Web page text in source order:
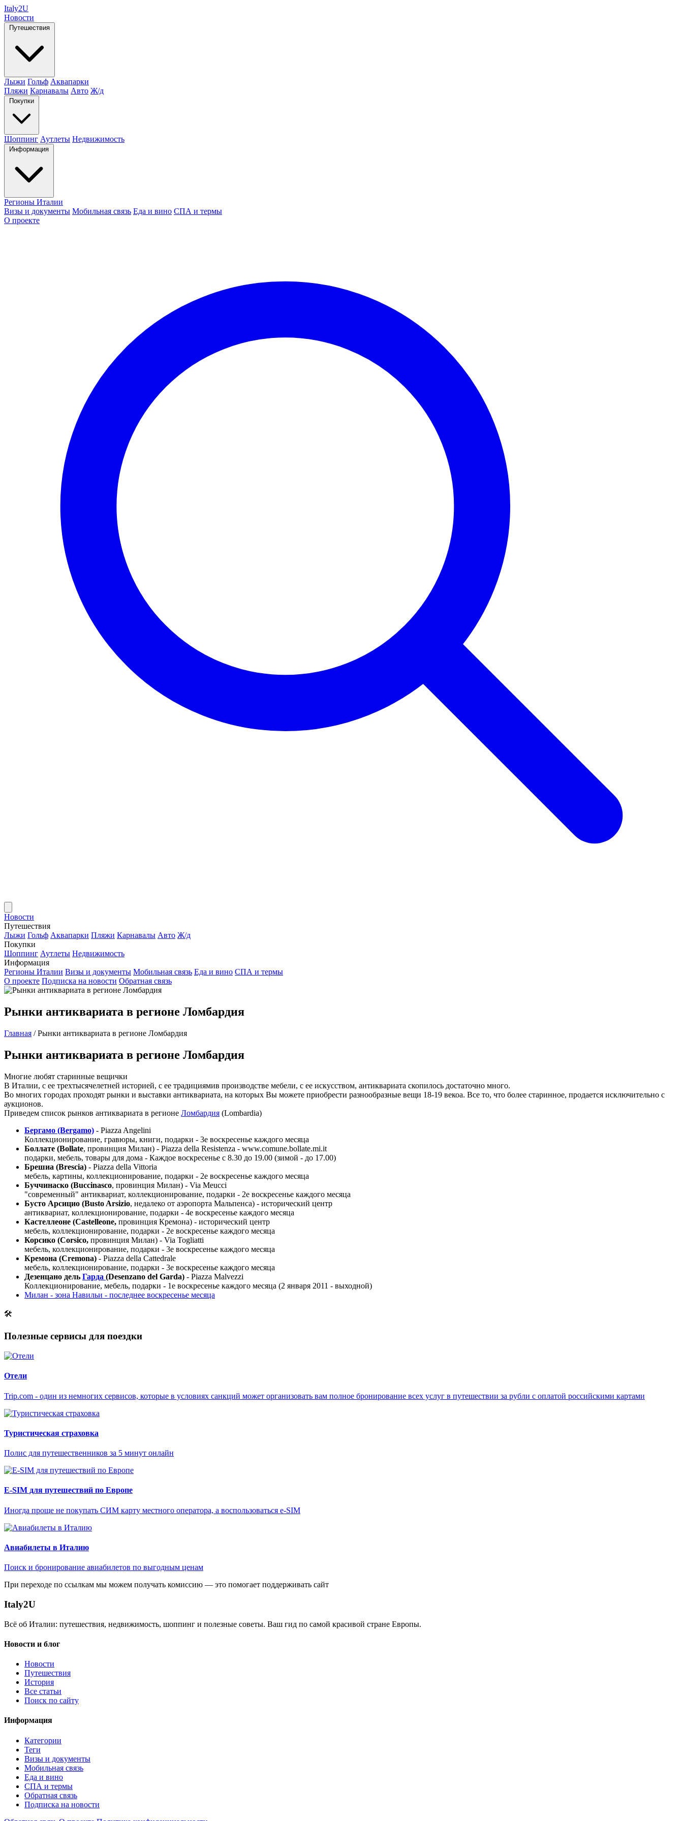
Italy2U
Новости
Путешествия
Лыжи Гольф Аквапарки
Пляжи Карнавалы Авто Ж/д
Покупки
Шоппинг Аутлеты Недвижимость
Информация
Регионы Италии
Визы и документы Мобильная связь Еда и вино СПА и термы
О проекте
Новости
Путешествия
Лыжи Гольф Аквапарки Пляжи Карнавалы Авто Ж/д
Покупки
Шоппинг Аутлеты Недвижимость
Информация
Регионы Италии Визы и документы Мобильная связь Еда и вино СПА и термы
О проекте Подписка на новости Обратная связь
Рынки антиквариата в регионе Ломбардия
Главная / Рынки антиквариата в регионе Ломбардия
Рынки антиквариата в регионе Ломбардия
Многие любят старинные вещички
В Италии, с ее трехтысячелетней историей, с ее традициямив производстве мебели, с ее искусством, антиквариата скопилось достаточно много.
Во многих городах проходят рынки и выставки антиквариата, на которых Вы можете приобрести разнообразные вещи 18-19 векоа. Все то, что более старинное, продается исключительно с
аукционов.
Приведем список рынков антиквариата в регионе Ломбардия (Lombardia)
Бергамо (Bergamo) - Piazza Angelini
Коллекционирование, гравюры, книги, подарки - 3е воскресенье каждого месяца
Боллате (Bollate, провинция Милан) - Piazza della Resistenza - www.comune.bollate.mi.it
подарки, мебель, товары для дома - Каждое воскресенье с 8.30 до 19.00 (зимой - до 17.00)
Брешиа (Brescia) - Piazza della Vittoria
мебель, картины, коллекционирование, подарки - 2е воскресенье каждого месяца
Буччинаско (Buccinasco, провинция Милан) - Via Meucci
"современный" антиквариат, коллекционирование, подарки - 2е воскресенье каждого месяца
Бусто Арсицио (Busto Arsizio, недалеко от аэропорта Мальпенса) - исторический центр
антиквариат, коллекционирование, подарки - 4е воскресенье каждого месяца
Кастеллеоне (Castelleone, провинция Кремона) - исторический центр
мебель, коллекционирование, подарки - 2е воскресенье каждого месяца
Корсико (Corsico, провинция Милан) - Via Togliatti
мебель, коллекционирование, подарки - 3е воскресенье каждого месяца
Кремона (Cremona) - Piazza della Cattedrale
мебель, коллекционирование, подарки - 3е воскресенье каждого месяца
Дезенцано дель Гарда (Desenzano del Garda) - Piazza Malvezzi
Коллекционирование, мебель, подарки - 1е воскресенье каждого месяца (2 января 2011 - выходной)
Милан - зона Навильи - последнее воскресенье месяца
🛠
Полезные сервисы для поездки
Отели
Trip.com - один из немногих сервисов, которые в условиях санкций может организовать вам полное бронирование всех услуг в путешествии за рубли с оплатой российскими картами
Туристическая страховка
Полис для путешественников за 5 минут онлайн
E-SIM для путешествий по Европе
Иногда проще не покупать СИМ карту местного оператора, а воспользоваться e-SIM
Авиабилеты в Италию
Поиск и бронирование авиабилетов по выгодным ценам
При переходе по ссылкам мы можем получать комиссию — это помогает поддерживать сайт
Italy2U
Всё об Италии: путешествия, недвижимость, шоппинг и полезные советы. Ваш гид по самой красивой стране Европы.
Новости и блог
Новости
Путешествия
История
Все статьи
Поиск по сайту
Информация
Категории
Теги
Визы и документы
Мобильная связь
Еда и вино
СПА и термы
Обратная связь
Подписка на новости